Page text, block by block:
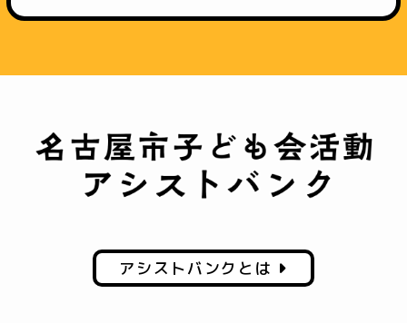
アシストバンクとは